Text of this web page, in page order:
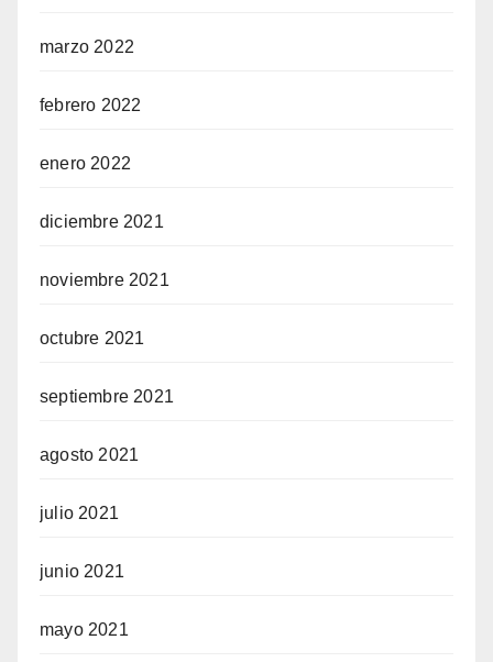
marzo 2022
febrero 2022
enero 2022
diciembre 2021
noviembre 2021
octubre 2021
septiembre 2021
agosto 2021
julio 2021
junio 2021
mayo 2021